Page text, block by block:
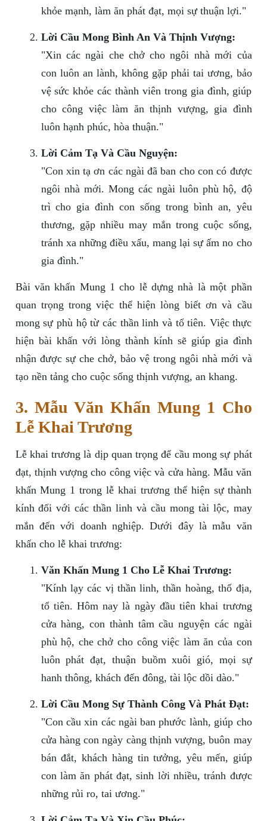
khỏe mạnh, làm ăn phát đạt, mọi sự thuận lợi."
Lời Cầu Mong Bình An Và Thịnh Vượng:
"Xin các ngài che chở cho ngôi nhà mới của
con luôn an lành, không gặp phải tai ương, bảo
vệ sức khỏe các thành viên trong gia đình, giúp
cho công việc làm ăn thịnh vượng, gia đình
luôn hạnh phúc, hòa thuận."
Lời Cảm Tạ Và Cầu Nguyện:
"Con xin tạ ơn các ngài đã ban cho con có được
ngôi nhà mới. Mong các ngài luôn phù hộ, độ
trì cho gia đình con sống trong bình an, yêu
thương, gặp nhiều may mắn trong cuộc sống,
tránh xa những điều xấu, mang lại sự ấm no cho
gia đình."
Bài văn khấn Mung 1 cho lễ dựng nhà là một phần
quan trọng trong việc thể hiện lòng biết ơn và cầu
mong sự phù hộ từ các thần linh và tổ tiên. Việc thực
hiện bài khấn với lòng thành kính sẽ giúp gia đình
nhận được sự che chở, bảo vệ trong ngôi nhà mới và
tạo nền tảng cho cuộc sống thịnh vượng, an khang.
3. Mẫu Văn Khấn Mung 1 Cho
Lễ Khai Trương
Lễ khai trương là dịp quan trọng để cầu mong sự phát
đạt, thịnh vượng cho công việc và cửa hàng. Mẫu văn
khấn Mung 1 trong lễ khai trương thể hiện sự thành
kính đối với các thần linh và cầu mong tài lộc, may
mắn đến với doanh nghiệp. Dưới đây là mẫu văn
khấn cho lễ khai trương:
Văn Khấn Mung 1 Cho Lễ Khai Trương:
"Kính lạy các vị thần linh, thần hoàng, thổ địa,
tổ tiên. Hôm nay là ngày đầu tiên khai trương
cửa hàng, con thành tâm cầu nguyện các ngài
phù hộ, che chở cho công việc làm ăn của con
luôn phát đạt, thuận buồm xuôi gió, mọi sự
hanh thông, khách đến đông, tài lộc dồi dào."
Lời Cầu Mong Sự Thành Công Và Phát Đạt:
"Con cầu xin các ngài ban phước lành, giúp cho
cửa hàng con ngày càng thịnh vượng, buôn may
bán đắt, khách hàng tin tưởng, yêu mến, giúp
con làm ăn phát đạt, sinh lời nhiều, tránh được
những rủi ro, tai ương."